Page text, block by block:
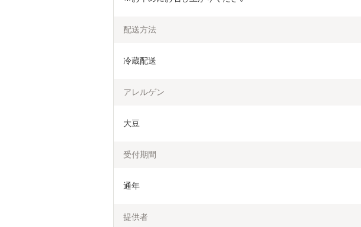
配送方法
冷蔵配送
アレルゲン
大豆
受付期間
通年
提供者